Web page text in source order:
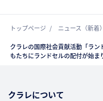
トップページ ニュース（新着）
クラレの国際社会貢献活動「ラ
もたちにランドセルの配付が始ま
クラレについて